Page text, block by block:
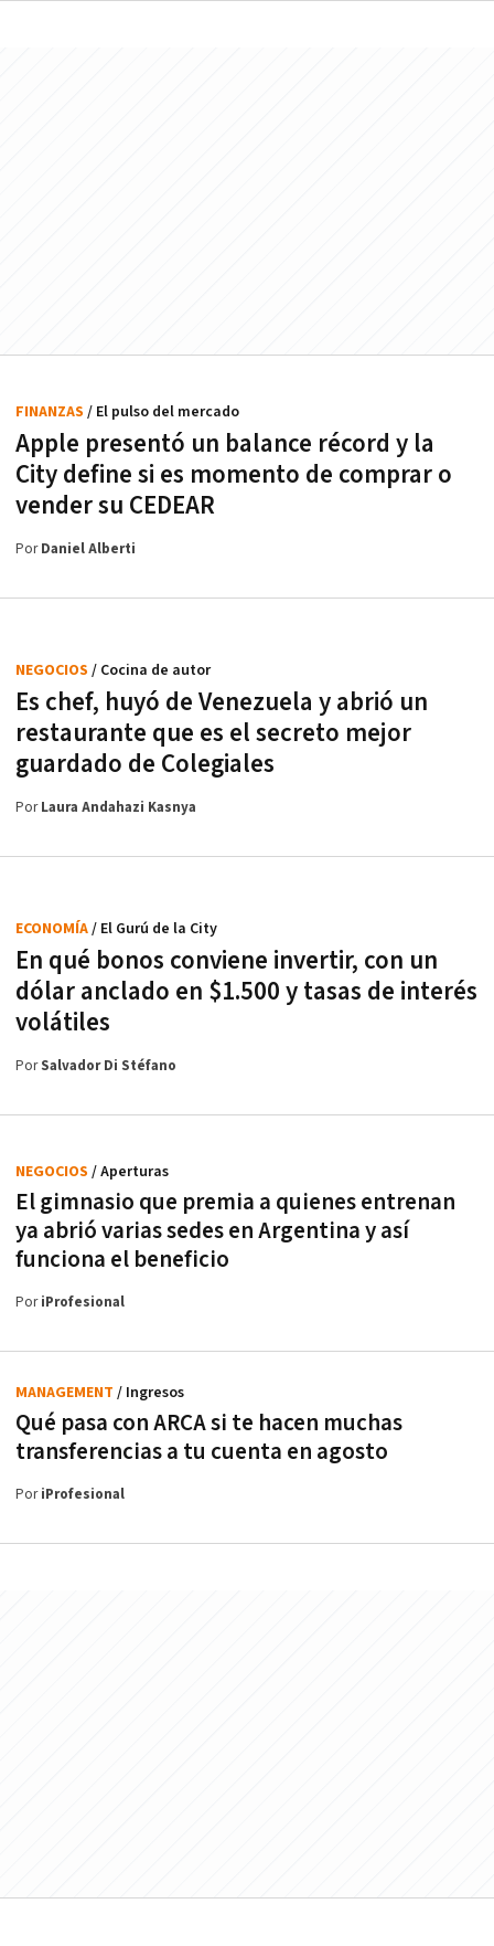
Apple presentó un balance récord y la
City define si es momento de comprar o
vender su CEDEAR
FINANZAS / El pulso del mercado
PorDaniel Alberti
Es chef, huyó de Venezuela y abrió un
restaurante que es el secreto mejor
guardado de Colegiales
NEGOCIOS / Cocina de autor
PorLaura Andahazi Kasnya
En qué bonos conviene invertir, con un
dólar anclado en $1.500 y tasas de interés
volátiles
ECONOMÍA/ El Gurú de la City
PorSalvador Di Stéfano
El gimnasio que premia a quienes entrenan
ya abrió varias sedes en Argentina y así
funciona el beneficio
NEGOCIOS / Aperturas
PoriProfesional
Qué pasa con ARCA si te hacen muchas
transferencias a tu cuenta en agosto
MANAGEMENT / Ingresos
PoriProfesional